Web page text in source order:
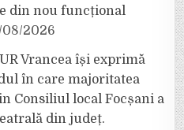
din nou funcțional
08/2026
Vrancea își exprimă
în care majoritatea
Consiliul local Focșani a
din județ.